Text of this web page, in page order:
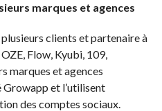
marques et agences
clients et partenaire à
Flow, Kyubi, 109,
marques et agences
et l’utilisent
des comptes sociaux.